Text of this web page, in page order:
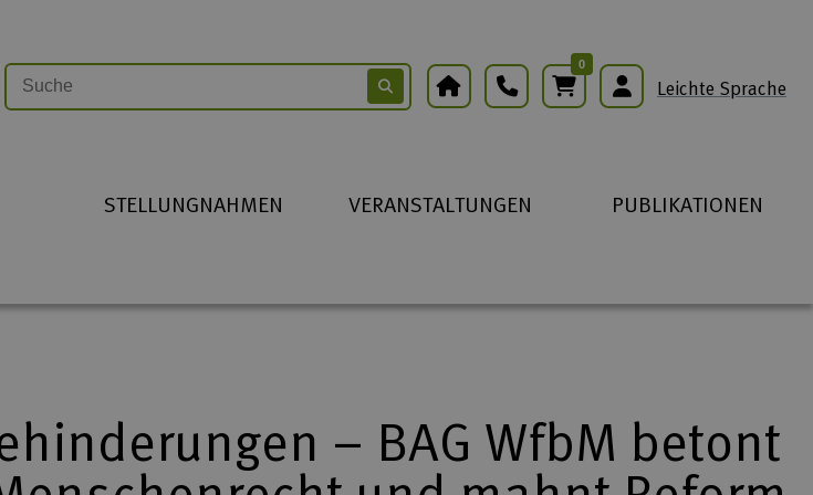
Warenkorb
0
Leichte Sprache
STELLUNGNAHMEN VERANSTALTUNGEN
PUBLIKATIONEN
– BAG WfbM betont